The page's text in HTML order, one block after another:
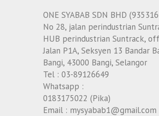
ONE SYABAB SDN BHD
No 28, jalan perindustrian
HUB perindustrian Suntrack, off
Jalan P1A, Seksyen 13 Bandar
Bangi, 43000 Bangi, Selangor
Tel : 03-89126649
Whatsapp :
0183175022 (Pika)
Email : mysyabab1@gmail.com